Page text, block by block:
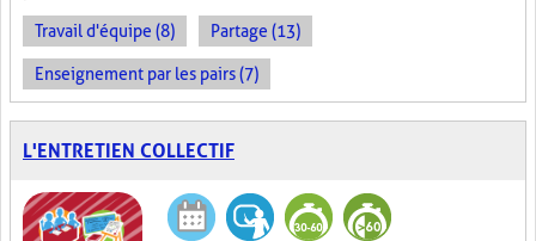
Travail d'équipe (8) Partage (13)
Enseignement par les pairs (7)
L'ENTRETIEN COLLECTIF